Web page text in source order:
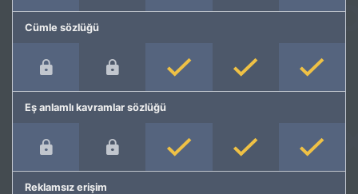
Cümle sözlüğü
Eş anlamlı kavramlar sözlüğü
Reklamsız erişim